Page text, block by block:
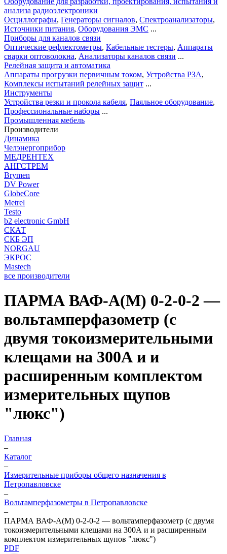
анализа радиоэлектроники
Осциллографы, Генераторы сигналов, Спектроанализаторы,
Источники питания, Оборудования ЭМС ...
Приборы для каналов связи
Оптические рефлектометры, Кабельные тестеры, Аппараты
сварки оптоволокна, Анализаторы каналов связи ...
Релейная защита и автоматика
Аппараты прогрузки первичным током, Устройства РЗА,
Комплексы испытаний релейных защит ...
Инструменты
Устройства резки и прокола кабеля, Паяльное оборудование,
Профессиональные наборы ...
Промышленная мебель
Производители
Динамика
Челэнергоприбор
МЕДРЕНТЕХ
АНГСТРЕМ
Brymen
DV Power
GlobeCore
Metrel
Testo
b2 electronic GmbH
СКАТ
СКБ ЭП
NORGAU
ЭКРОС
Mastech
все производители
ПАРМА ВАФ-А(М) 0-2-0-2 —
вольтамперфазометр (с
двумя токоизмерительными
клещами на 300А и и
расширенным комплектом
измерительных щупов
"люкс")
Главная
–
Каталог
–
Измерительные приборы общего назначения в
Петропавловске
–
Вольтамперфазометры в Петропавловске
–
ПАРМА ВАФ-А(М) 0-2-0-2 — вольтамперфазометр (с двумя
токоизмерительными клещами на 300А и и расширенным
комплектом измерительных щупов "люкс")
PDF